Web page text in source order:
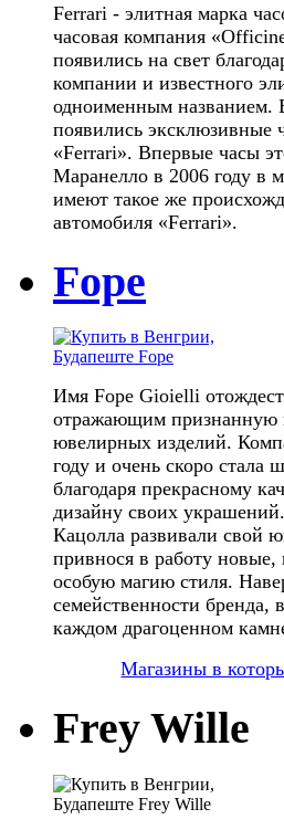
Ferrari - элитная марка
часовая компания
появились на свет
компании и известного
одноименным названием.
появились эксклюзивные
«Ferrari». Впервые часы
Маранелло в 2006 году в
имеют такое же
автомобиля «Ferrari».
Fope
Имя Fope Gioielli
отражающим признанную
ювелирных изделий.
году и очень скоро стала
благодаря прекрасному
дизайну своих
Кацолла развивали свой
привнося в работу
особую магию стиля.
семейственности
каждом драгоценном
Магазины в
Frey Wille